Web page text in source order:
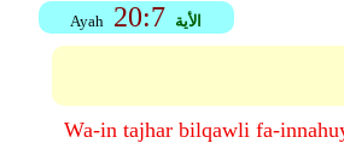
Ayah 20:7 الأية
Wa-in tajhar bilqawli fa-